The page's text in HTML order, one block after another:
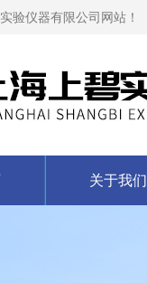
验仪器有限公司网站！
关于我们